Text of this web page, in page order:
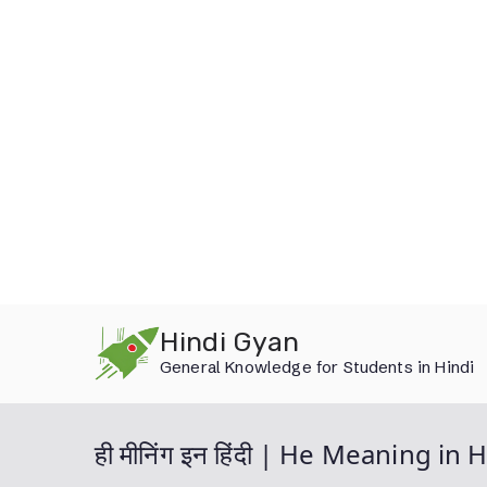
Hindi Gyan
General Knowledge for Students in Hindi
ही मीनिंग इन हिंदी | He Meaning in